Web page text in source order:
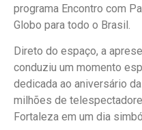
programa Encontro com
Globo para todo o Brasil.
Direto do espaço, a
conduziu um momento
dedicada ao aniversário
milhões de
Fortaleza em um dia